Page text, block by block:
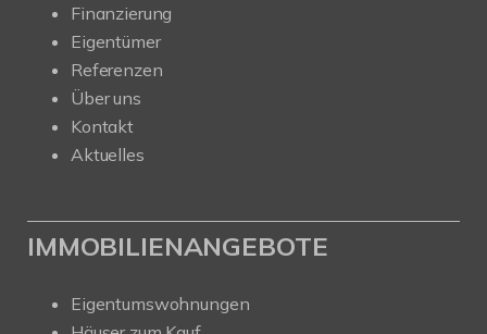
Finanzierung
Eigentümer
Referenzen
Über uns
Kontakt
Aktuelles
IMMOBILIENANGEBOTE
Eigentumswohnungen